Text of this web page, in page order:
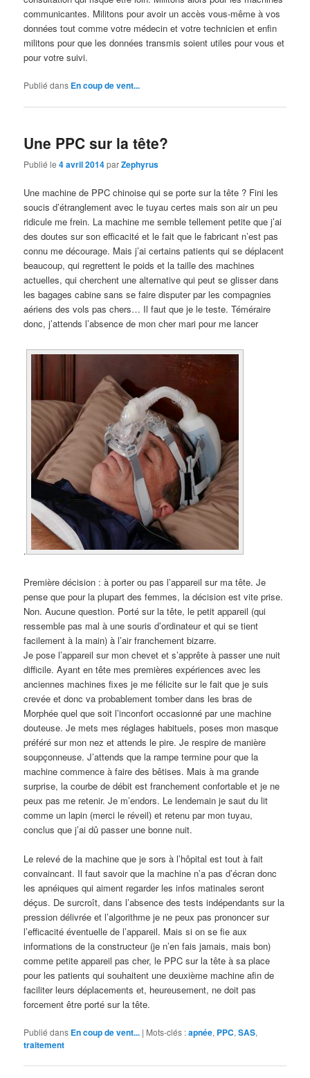
communicantes. Militons pour avoir un accès vous-même à vos
données tout comme votre médecin et votre technicien et enfin
militons pour que les données transmis soient utiles pour vous et
pour votre suivi.
Publié dans En coup de vent...
Une PPC sur la tête?
Publié le4 avril 2014parZephyrus
Une machine de PPC chinoise qui se porte sur la tête ? Fini les
soucis d’étranglement avec le tuyau certes mais son air un peu
ridicule me frein. La machine me semble tellement petite que j’ai
des doutes sur son efficacité et le fait que le fabricant n’est pas
connu me décourage. Mais j’ai certains patients qui se déplacent
beaucoup, qui regrettent le poids et la taille des machines
actuelles, qui cherchent une alternative qui peut se glisser dans
les bagages cabine sans se faire disputer par les compagnies
aériens des vols pas chers… Il faut que je le teste. Téméraire
donc, j’attends l’absence de mon cher mari pour me lancer
.
Première décision : à porter ou pas l’appareil sur ma tête. Je
pense que pour la plupart des femmes, la décision est vite prise.
Non. Aucune question. Porté sur la tête, le petit appareil (qui
ressemble pas mal à une souris d’ordinateur et qui se tient
facilement à la main) à l’air franchement bizarre.
Je pose l’appareil sur mon chevet et s’apprête à passer une nuit
difficile. Ayant en tête mes premières expériences avec les
anciennes machines fixes je me félicite sur le fait que je suis
crevée et donc va probablement tomber dans les bras de
Morphée quel que soit l’inconfort occasionné par une machine
douteuse. Je mets mes réglages habituels, poses mon masque
préféré sur mon nez et attends le pire. Je respire de manière
soupçonneuse. J’attends que la rampe termine pour que la
machine commence à faire des bêtises. Mais à ma grande
surprise, la courbe de débit est franchement confortable et je ne
peux pas me retenir. Je m’endors. Le lendemain je saut du lit
comme un lapin (merci le réveil) et retenu par mon tuyau,
conclus que j’ai dû passer une bonne nuit.
Le relevé de la machine que je sors à l’hôpital est tout à fait
convaincant. Il faut savoir que la machine n’a pas d’écran donc
les apnéiques qui aiment regarder les infos matinales seront
déçus. De surcroît, dans l’absence des tests indépendants sur la
pression délivrée et l’algorithme je ne peux pas prononcer sur
l’efficacité éventuelle de l’appareil. Mais si on se fie aux
informations de la constructeur (je n’en fais jamais, mais bon)
comme petite appareil pas cher, le PPC sur la tête à sa place
pour les patients qui souhaitent une deuxième machine afin de
faciliter leurs déplacements et, heureusement, ne doit pas
forcement être porté sur la tête.
Publié dans En coup de vent... | Mots-clés :apnée, PPC,SAS,
traitement